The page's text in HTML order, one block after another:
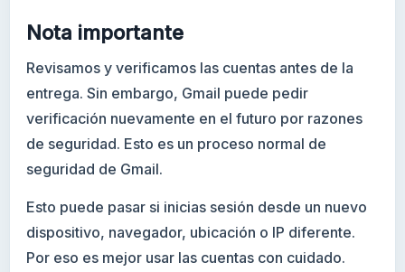
Nota importante
Revisamos y verificamos las cuentas antes de la
entrega. Sin embargo, Gmail puede pedir
verificación nuevamente en el futuro por razones
de seguridad. Esto es un proceso normal de
seguridad de Gmail.
Esto puede pasar si inicias sesión desde un nuevo
dispositivo, navegador, ubicación o IP diferente.
Por eso es mejor usar las cuentas con cuidado.